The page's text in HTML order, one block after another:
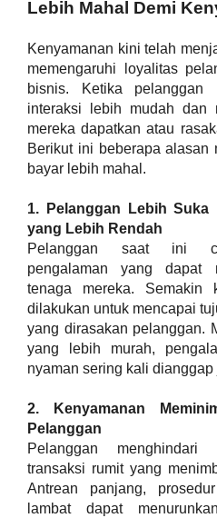
Lebih Mahal Demi
Kenyamanan kini telah
memengaruhi loyalitas
bisnis. Ketika pelanggan
interaksi lebih mudah dan
mereka dapatkan atau
Berikut ini beberapa alasan
bayar lebih mahal.
1. Pelanggan Lebih
yang Lebih Rendah
Pelanggan saat ini
pengalaman yang dapat
tenaga mereka. Semakin
dilakukan untuk mencapai
yang dirasakan pelanggan.
yang lebih murah,
nyaman sering kali
2. Kenyamanan
Pelanggan
Pelanggan
transaksi rumit yang
Antrean panjang,
lambat dapat